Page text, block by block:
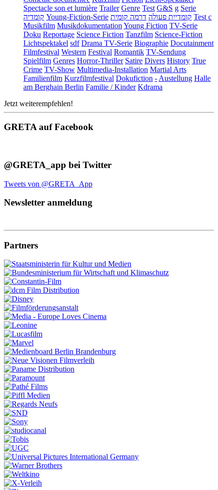
Spectacle son et lumière Trailer Genre Test G&S g Serie
קומדיה Young-Fiction-Serie קומדיית פעולה דרמה קומית
Test c
Musikfilm Musikdokumentation Young Fiction TV-Serie
Doku Reportage Science Fiction Tanzfilm Science-Fiction
Lichtspektakel sdf Drama TV-Serie Biographie Docutainment
Filmfestival Western Festival Romantik TV-Sendung
Spielfilm Genres Horror-Thriller Satire Divers History True
Crime TV-Show Multimedia-Installation Martial Arts
Familienfilm Kurzfilmfestival Dokufiction - Austellung Halle
am Berghain Berlin Familie / Kinder Kdrama
Jetzt weiterempfehlen!
GRETA auf Facebook
@GRETA_app bei Twitter
Tweets von @GRETA_App
Newsletter anmeldung
Partners